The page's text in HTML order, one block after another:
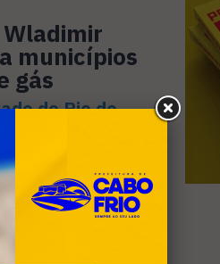
municípios
gás
do Rio de
os impactos da
mais outros